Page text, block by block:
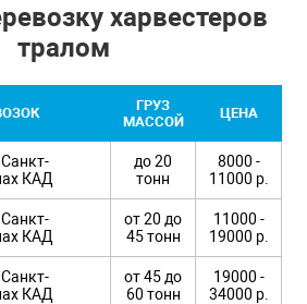
харвестеров
тралом
ГРУЗ
МАССОЙ
ЦЕНА
КАД
до 20
тонн
8000 -
11000 р.
КАД
от 20 до
45 тонн
11000 -
19000 р.
КАД
от 45 до
60 тонн
19000 -
34000 р.